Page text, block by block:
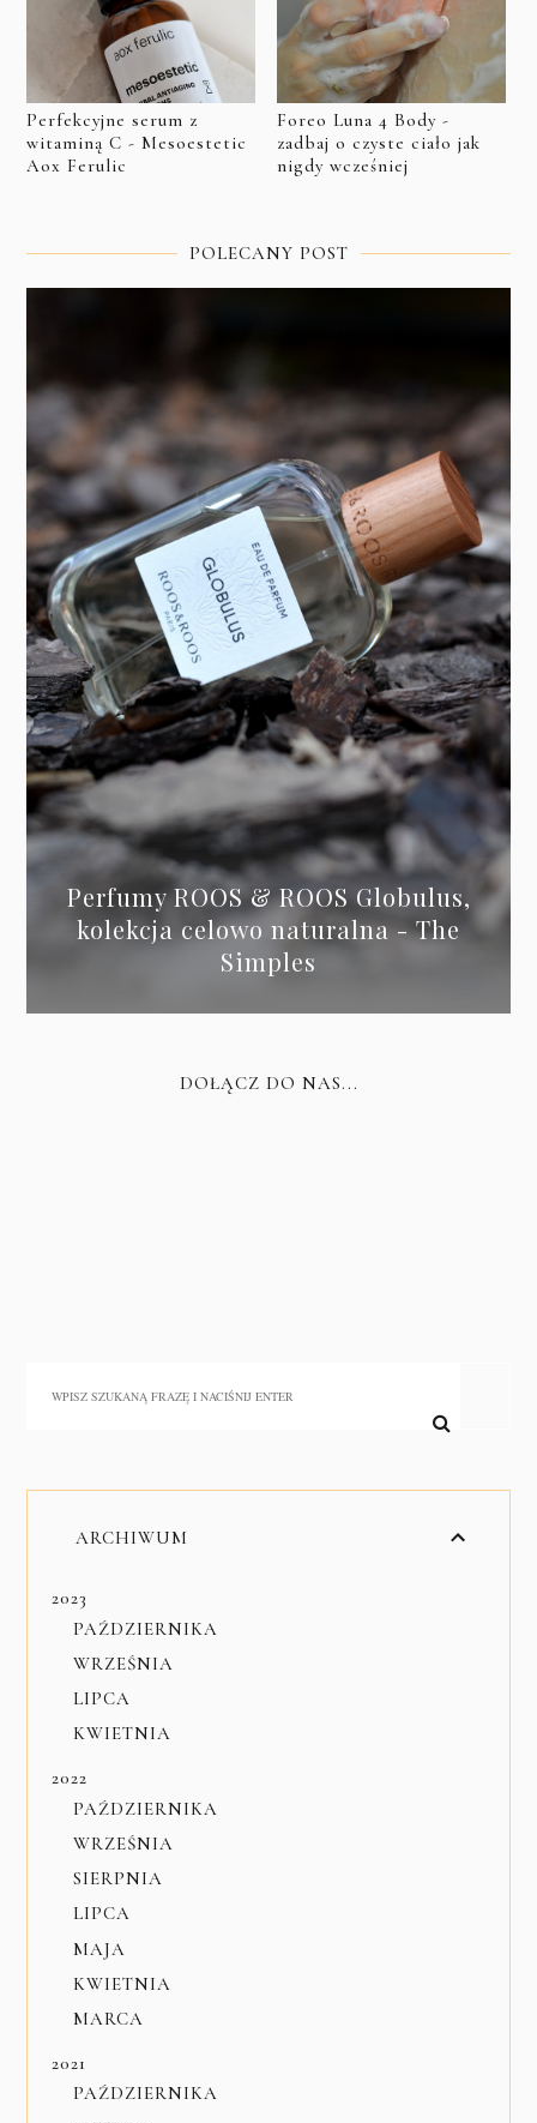
Perfekcyjne serum z
witaminą C - Mesoestetic
Aox Ferulic
Foreo Luna 4 Body -
zadbaj o czyste ciało jak
nigdy wcześniej
POLECANY POST
Perfumy ROOS & ROOS Globulus,
kolekcja celowo naturalna - The
Simples
DOŁĄCZ DO NAS...
ARCHIWUM
2023
PAŹDZIERNIKA
WRZEŚNIA
LIPCA
KWIETNIA
2022
PAŹDZIERNIKA
WRZEŚNIA
SIERPNIA
LIPCA
MAJA
KWIETNIA
MARCA
2021
PAŹDZIERNIKA